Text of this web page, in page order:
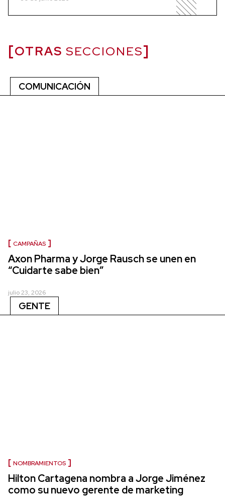
OTRAS SECCIONES
COMUNICACIÓN
CAMPAÑAS
Axon Pharma y Jorge Rausch se unen en
“Cuidarte sabe bien”
julio 23, 2026
GENTE
NOMBRAMIENTOS
Hilton Cartagena nombra a Jorge Jiménez
como su nuevo gerente de marketing